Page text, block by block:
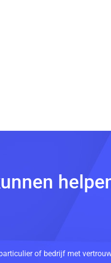
of bedrijf met